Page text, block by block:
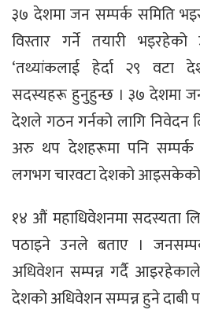
३७ देशमा जन सम्पर्क समिति
विस्तार गर्ने तयारी
‘तथ्यांकलाई हेर्दा २९ वटा
सदस्यहरू हुनुहुन्छ । ३७ देशमा
देशले गठन गर्नको लागि निवेदन
अरु थप देशहरूमा पनि सम्पर्क
लगभग चारवटा देशको आइसकेको
१४ औं महाधिवेशनमा सदस्यता
पठाइने उनले बताए ।
अधिवेशन सम्पन्न गर्दै
देशको अधिवेशन सम्पन्न हुने दाबी